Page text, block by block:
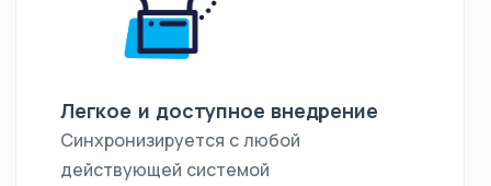
Легкое и доступное внедрение
Синхронизируется с любой
действующей системой